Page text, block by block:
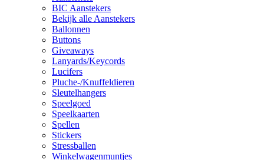
BIC Aanstekers
Bekijk alle Aanstekers
Ballonnen
Buttons
Giveaways
Lanyards/Keycords
Lucifers
Pluche-/Knuffeldieren
Sleutelhangers
Speelgoed
Speelkaarten
Spellen
Stickers
Stressballen
Winkelwagenmuntjes